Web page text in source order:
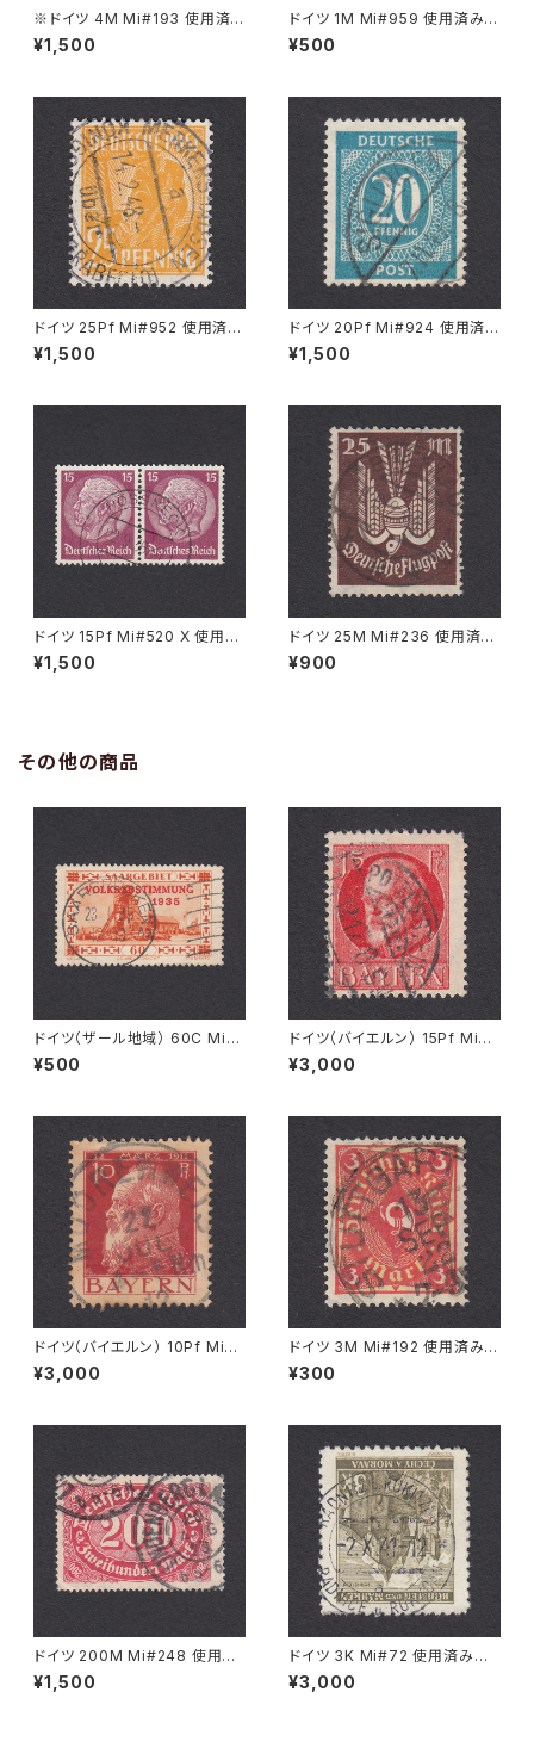
※ドイツ 4M Mi#193 使用済
み切手｜VARREL 30.11.1922
¥1,500
ドイツ 1M Mi#959 使用済み切
手｜STENDAL 11.8.1947
¥500
ドイツ 25Pf Mi#952 使用済み
切手｜MERKERSHAUSEN 14.
2.1948
¥1,500
ドイツ 20Pf Mi#924 使用済み
切手｜SIGLINGEN 7.11.1947
¥1,500
ドイツ 15Pf Mi#520 X 使用済
み切手｜PÖSSNECK 22.9.19
36
¥1,500
ドイツ 25M Mi#236 使用済み
切手｜BRESLAU 8.6.1923
¥900
その他の商品
ドイツ（ザール地域） 60C Mi#1
86 使用済み切手｜SAARBRÜ
CKEN 23.1.1935
¥500
ドイツ（バイエルン） 15Pf Mi#1
15 A 使用済み切手｜POTTEN
STEIN 14.12.1917
¥3,000
ドイツ（バイエルン） 10Pf Mi#7
8 使用済み切手｜MOORENW
EIS 22.JUL.1912
¥3,000
ドイツ 3M Mi#192 使用済み切
手｜STUTTGART 13.SEP.19
22
¥300
ドイツ 200M Mi#248 使用済
み切手｜LINDENBERG i. ALL
GÄU 20.AUG.1923
¥1,500
ドイツ 3K Mi#72 使用済み切
手｜RADNITZ b. ROKITZAN
2.X.1941
¥3,000